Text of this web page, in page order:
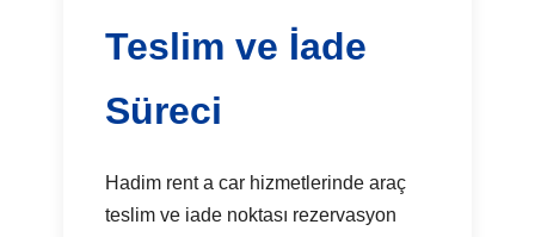
Teslim ve İade
Süreci
Hadim rent a car hizmetlerinde araç
teslim ve iade noktası rezervasyon